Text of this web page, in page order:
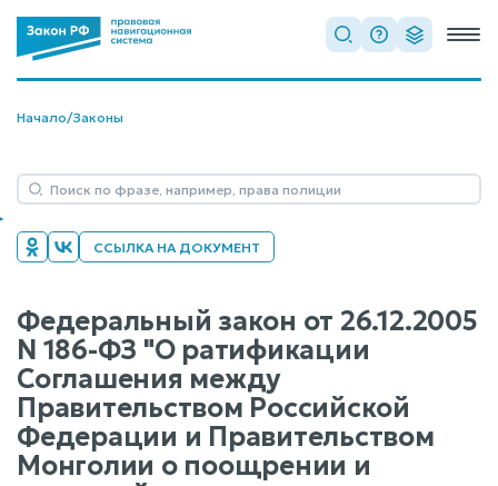
Начало/Законы
ССЫЛКА НА ДОКУМЕНТ
Федеральный закон от 26.12.2005
N 186-ФЗ "О ратификации
Соглашения между
Правительством Российской
Федерации и Правительством
Монголии о поощрении и